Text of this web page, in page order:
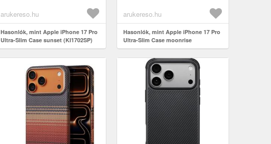
arukereso.hu
Hasonlók, mint Apple iPhone 17 Pro
Ultra-Slim Case sunset (KI1702SP)
arukereso.hu
Hasonlók, mint Apple iPhone 17 Pro
Ultra-Slim Case moonrise
(KI1703MP)